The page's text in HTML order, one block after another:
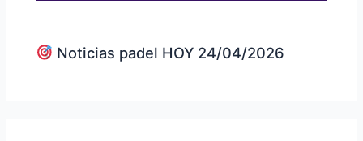
Noticias padel HOY 24/04/2026